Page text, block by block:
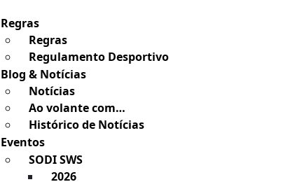
Regras
Regras
Regulamento Desportivo
Blog & Notícias
Notícias
Ao volante com…
Histórico de Notícias
Eventos
SODI SWS
2026